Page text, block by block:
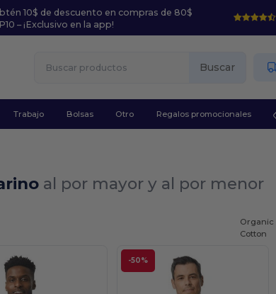
10$ de descuento en compras de 80$
– ¡Exclusivo en la app!
Buscar
Trabajo Bolsas Otro Regalos promocionales
al por mayor y al por menor
-50%
Organic
Cotton